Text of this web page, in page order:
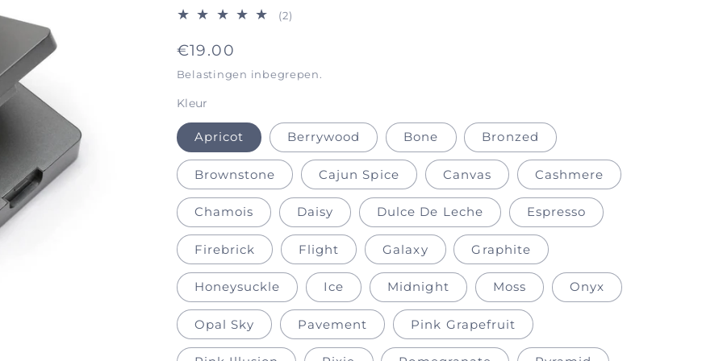
(2)
Normale
prijs
€19.00
Belastingen inbegrepen.
Kleur
Apricot Berrywood Bone Bronzed
Brownstone Cajun Spice Canvas Cashmere
Chamois Daisy Dulce De Leche Espresso
Firebrick Flight Galaxy Graphite
Honeysuckle Ice Midnight Moss Onyx
Opal Sky Pavement Pink Grapefruit